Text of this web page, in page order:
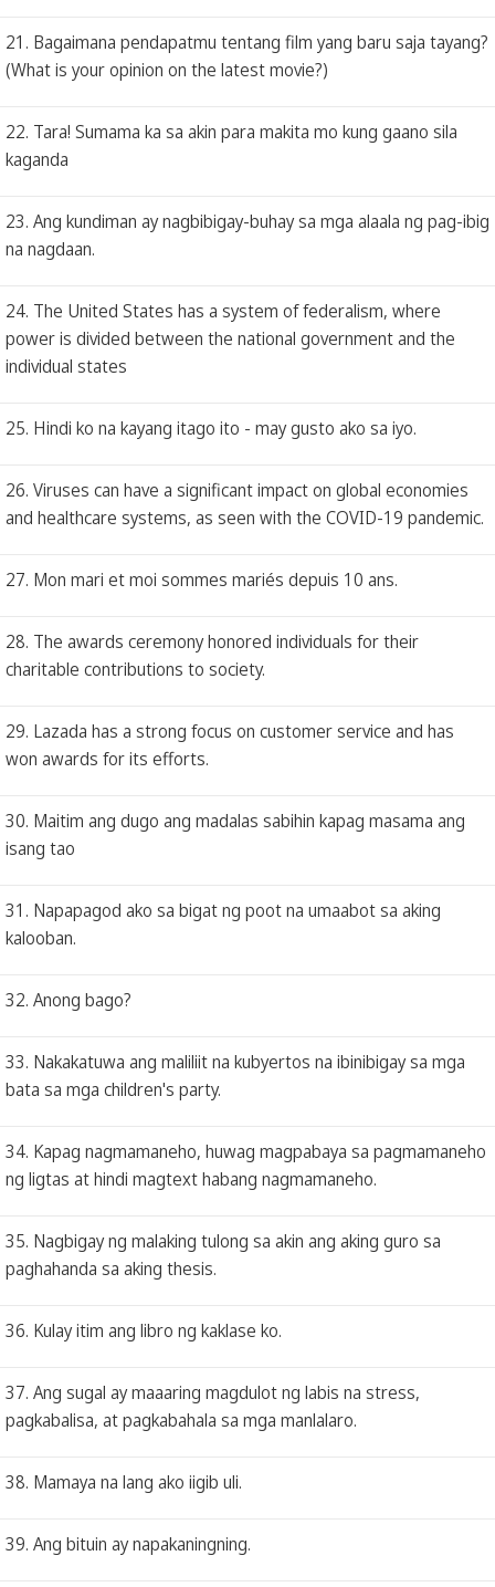
21. Bagaimana pendapatmu tentang film yang baru saja tayang?
(What is your opinion on the latest movie?)
22. Tara! Sumama ka sa akin para makita mo kung gaano sila
kaganda
23. Ang kundiman ay nagbibigay-buhay sa mga alaala ng pag-ibig
na nagdaan.
24. The United States has a system of federalism, where
power is divided between the national government and the
individual states
25. Hindi ko na kayang itago ito - may gusto ako sa iyo.
26. Viruses can have a significant impact on global economies
and healthcare systems, as seen with the COVID-19 pandemic.
27. Mon mari et moi sommes mariés depuis 10 ans.
28. The awards ceremony honored individuals for their
charitable contributions to society.
29. Lazada has a strong focus on customer service and has
won awards for its efforts.
30. Maitim ang dugo ang madalas sabihin kapag masama ang
isang tao
31. Napapagod ako sa bigat ng poot na umaabot sa aking
kalooban.
32. Anong bago?
33. Nakakatuwa ang maliliit na kubyertos na ibinibigay sa mga
bata sa mga children's party.
34. Kapag nagmamaneho, huwag magpabaya sa pagmamaneho
ng ligtas at hindi magtext habang nagmamaneho.
35. Nagbigay ng malaking tulong sa akin ang aking guro sa
paghahanda sa aking thesis.
36. Kulay itim ang libro ng kaklase ko.
37. Ang sugal ay maaaring magdulot ng labis na stress,
pagkabalisa, at pagkabahala sa mga manlalaro.
38. Mamaya na lang ako iigib uli.
39. Ang bituin ay napakaningning.